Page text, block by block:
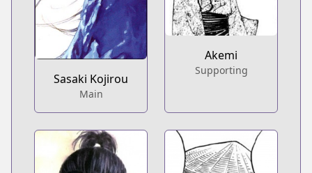
Sasaki Kojirou
Main
Akemi
Supporting